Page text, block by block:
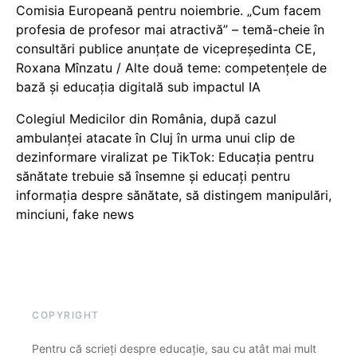
Comisia Europeană pentru noiembrie. „Cum facem
profesia de profesor mai atractivă” – temă-cheie în
consultări publice anunțate de vicepreședinta CE,
Roxana Mînzatu / Alte două teme: competențele de
bază și educația digitală sub impactul IA
Colegiul Medicilor din România, după cazul
ambulanței atacate în Cluj în urma unui clip de
dezinformare viralizat pe TikTok: Educația pentru
sănătate trebuie să însemne și educați pentru
informația despre sănătate, să distingem manipulări,
minciuni, fake news
COPYRIGHT
Pentru că scrieți despre educație, sau cu atât mai mult